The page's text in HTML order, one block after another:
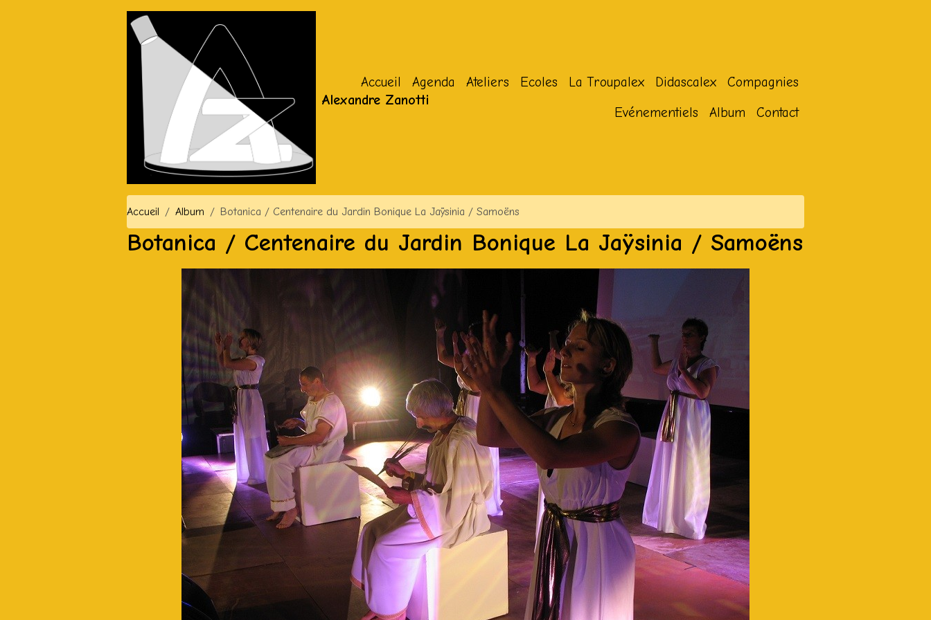
Alexandre Zanotti
Accueil Agenda Ateliers Ecoles La Troupalex Didascalex
Compagnies
Evénementiels
Album Contact
Accueil Album Botanica / Centenaire du Jardin Bonique La Jaÿsinia / Samoëns
Botanica / Centenaire du Jardin Bonique La Jaÿsinia / Samoëns